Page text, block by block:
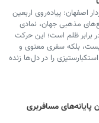
اصفهان: پیاده‌روی اربعین
مذهبی جهان، نمادی
ظلم است؛ این حرکت
بلکه سفری معنوی و
را در دل‌ها زنده
مسافربری